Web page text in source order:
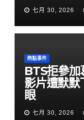
七月 30, 2026
熱點事件
BTS拒參
影片遭默
眼
七月 30, 2026